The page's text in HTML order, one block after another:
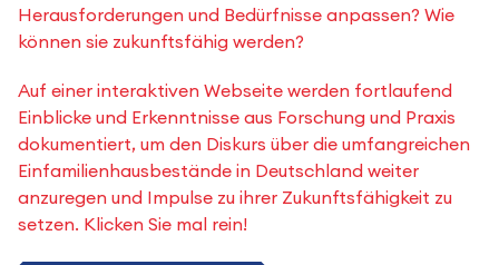
Herausforderungen und Bedürfnisse anpassen? Wie
können sie zukunftsfähig werden?
Auf einer interaktiven Webseite werden fortlaufend
Einblicke und Erkenntnisse aus Forschung und Praxis
dokumentiert, um den Diskurs über die umfangreichen
Einfamilienhausbestände in Deutschland weiter
anzuregen und Impulse zu ihrer Zukunftsfähigkeit zu
setzen. Klicken Sie mal rein!